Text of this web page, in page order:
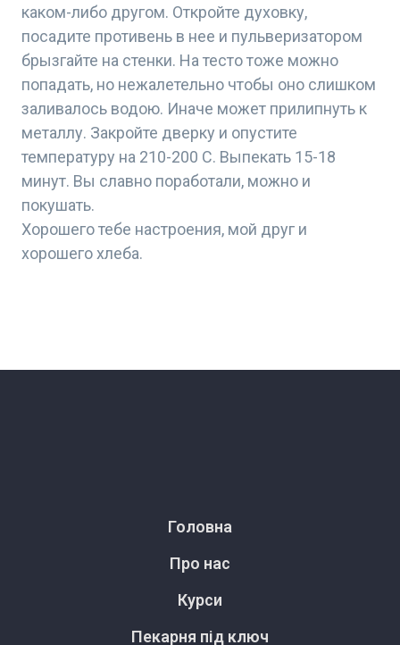
каком-либо другом. Откройте духовку,
посадите противень в нее и пульверизатором
брызгайте на стенки. На тесто тоже можно
попадать, но нежалетельно чтобы оно слишком
заливалось водою. Иначе может прилипнуть к
металлу. Закройте дверку и опустите
температуру на 210-200 С. Выпекать 15-18
минут. Вы славно поработали, можно и
покушать.
Хорошего тебе настроения, мой друг и
хорошего хлеба.
Головна
Про нас
Курси
Пекарня під ключ